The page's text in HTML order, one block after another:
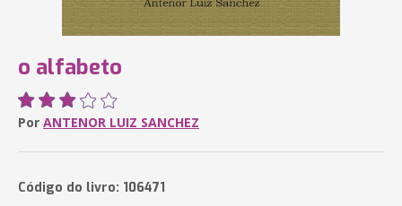
o alfabeto
Por ANTENOR LUIZ SANCHEZ
Código do livro: 106471